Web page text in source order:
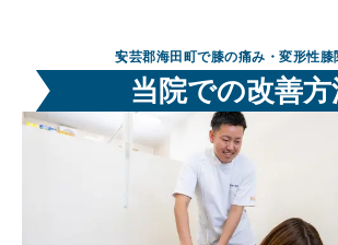
安芸郡海田町で膝の痛み・変形性膝
当院での改善方